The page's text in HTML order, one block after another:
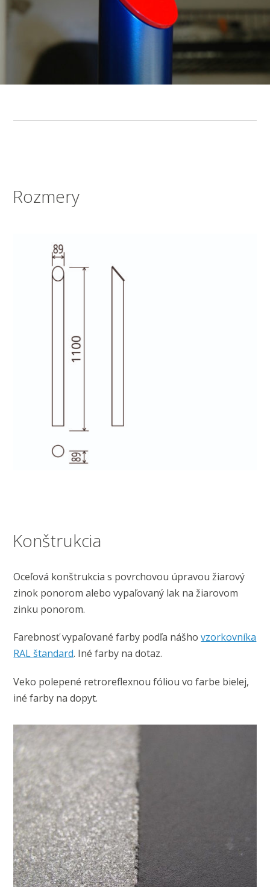
Rozmery
Konštrukcia
Oceľová konštrukcia s povrchovou úpravou žiarový
zinok ponorom alebo vypaľovaný lak na žiarovom
zinku ponorom.
Farebnosť vypaľované farby podľa nášhovzorkovníka
RAL štandard. Iné farby na dotaz.
Veko polepené retroreflexnou fóliou vo farbe bielej,
iné farby na dopyt.